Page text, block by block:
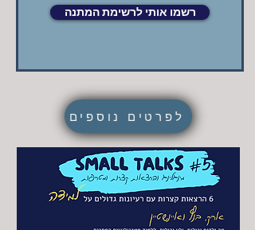
רשמו אותי לרשימת המתנה
לפרטים נוספים